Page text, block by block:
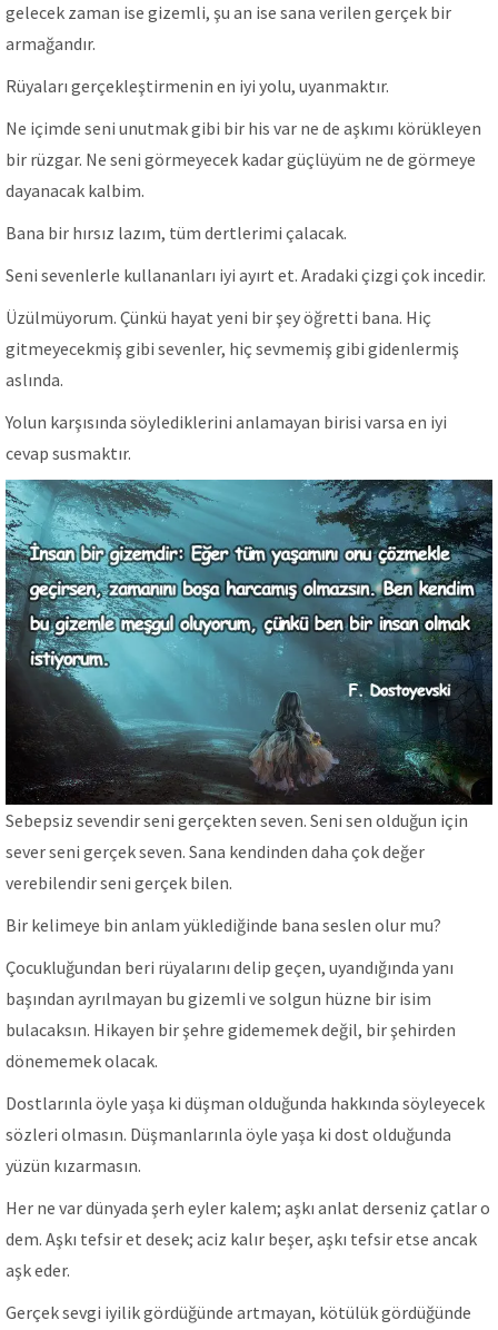
gelecek zaman ise gizemli, şu an ise sana verilen gerçek bir
armağandır.
Rüyaları gerçekleştirmenin en iyi yolu, uyanmaktır.
Ne içimde seni unutmak gibi bir his var ne de aşkımı körükleyen
bir rüzgar. Ne seni görmeyecek kadar güçlüyüm ne de görmeye
dayanacak kalbim.
Bana bir hırsız lazım, tüm dertlerimi çalacak.
Seni sevenlerle kullananları iyi ayırt et. Aradaki çizgi çok incedir.
Üzülmüyorum. Çünkü hayat yeni bir şey öğretti bana. Hiç
gitmeyecekmiş gibi sevenler, hiç sevmemiş gibi gidenlermiş
aslında.
Yolun karşısında söylediklerini anlamayan birisi varsa en iyi
cevap susmaktır.
Sebepsiz sevendir seni gerçekten seven. Seni sen olduğun için
sever seni gerçek seven. Sana kendinden daha çok değer
verebilendir seni gerçek bilen.
Bir kelimeye bin anlam yüklediğinde bana seslen olur mu?
Çocukluğundan beri rüyalarını delip geçen, uyandığında yanı
başından ayrılmayan bu gizemli ve solgun hüzne bir isim
bulacaksın. Hikayen bir şehre gidememek değil, bir şehirden
dönememek olacak.
Dostlarınla öyle yaşa ki düşman olduğunda hakkında söyleyecek
sözleri olmasın. Düşmanlarınla öyle yaşa ki dost olduğunda
yüzün kızarmasın.
Her ne var dünyada şerh eyler kalem; aşkı anlat derseniz çatlar o
dem. Aşkı tefsir et desek; aciz kalır beşer, aşkı tefsir etse ancak
aşk eder.
Gerçek sevgi iyilik gördüğünde artmayan, kötülük gördüğünde